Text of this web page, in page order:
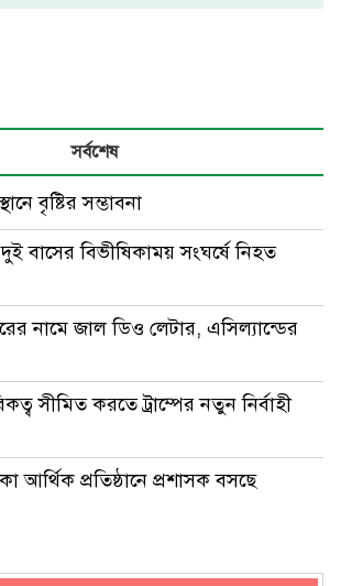
সর্বশেষ
বৃষ্টির সম্ভাবনা
বাসের বিভীষিকাময় সংঘর্ষে নিহত
নামে জাল ডিও লেটার, এসিল্যান্ডের
সীমিত করতে ট্রাম্পের নতুন নির্বাহী
আর্থিক প্রতিষ্ঠানে প্রশাসক বসছে